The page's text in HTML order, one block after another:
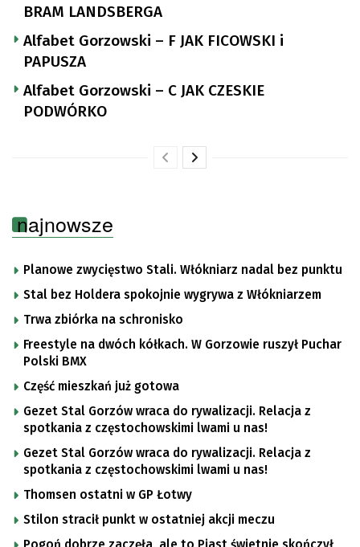
BRAM LANDSBERGA
Alfabet Gorzowski – F JAK FICOWSKI i
PAPUSZA
Alfabet Gorzowski – C JAK CZESKIE
PODWÓRKO
najnowsze
Planowe zwycięstwo Stali. Włókniarz nadal bez punktu
Stal bez Holdera spokojnie wygrywa z Włókniarzem
Trwa zbiórka na schronisko
Freestyle na dwóch kółkach. W Gorzowie ruszył Puchar
Polski BMX
Część mieszkań już gotowa
Gezet Stal Gorzów wraca do rywalizacji. Relacja z
spotkania z częstochowskimi lwami u nas!
Gezet Stal Gorzów wraca do rywalizacji. Relacja z
spotkania z częstochowskimi lwami u nas!
Thomsen ostatni w GP Łotwy
Stilon stracił punkt w ostatniej akcji meczu